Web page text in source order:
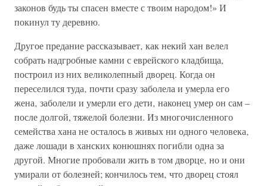
законов будь ты спасен вместе с твоим народом!» И
покинул ту деревню.
Другое предание рассказывает‚ как некий хан велел
собрать надгробные камни с еврейского кладбища,
построил из них великолепный дворец. Когда он
переселился туда‚ почти сразу заболела и умерла его
жена‚ заболели и умерли его дети‚ наконец умер он сам –
после долгой, тяжелой болезни. Из многочисленного
семейства хана не осталось в живых ни одного человека‚
даже лошади в ханских конюшнях погибли одна за
другой. Многие пробовали жить в том дворце‚ но и они
умирали от болезней; кончилось тем‚ что дворец стоял